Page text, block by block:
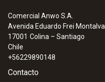
Comercial Anwo S.A.
Avenida Eduardo Frei Montalva
17001 Colina – Santiago
Chile
+56229890148
Contacto